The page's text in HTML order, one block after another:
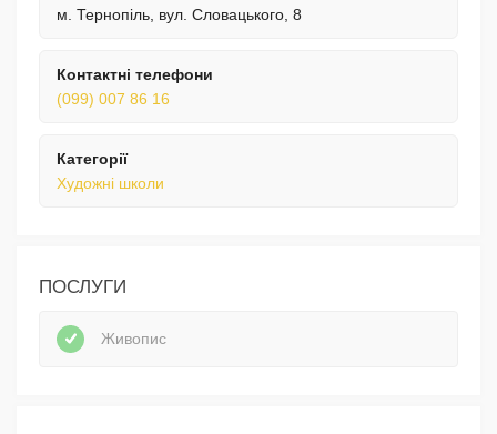
м. Тернопіль, вул. Словацького, 8
Контактні телефони
(099) 007 86 16
Категорії
Художні школи
ПОСЛУГИ
Живопис